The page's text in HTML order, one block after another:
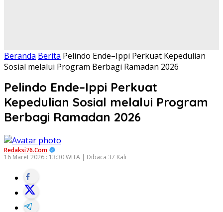
Beranda Berita Pelindo Ende–Ippi Perkuat Kepedulian
Sosial melalui Program Berbagi Ramadan 2026
Pelindo Ende–Ippi Perkuat
Kepedulian Sosial melalui Program
Berbagi Ramadan 2026
Redaksi76.com
16 Maret 2026 : 13:30 WITA | Dibaca 37 Kali